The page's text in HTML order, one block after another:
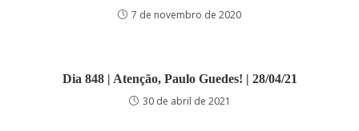
7 de novembro de 2020
Dia 848 | Atenção, Paulo Guedes! | 28/04/21
30 de abril de 2021